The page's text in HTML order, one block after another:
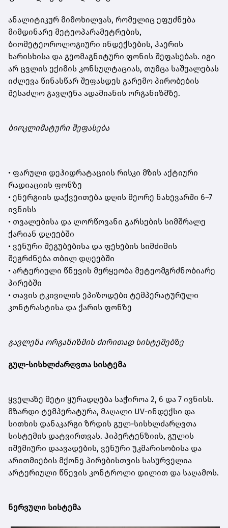
ანალიტიკურ მიმოხილვას, რომელიც ეფუძნება
მიმდინარე მეტეოპარამეტრების,
ბიომეტეოროლოგიური ინდექსების, ჰაერის
ხარისხისა და გეომაგნიტური ფონის შეფასებას. იგი
არ ცვლის ექიმის კონსულტაციას, თუმცა საშუალებას
იძლევა წინასწარ შეფასდეს გარემო პირობების
შესაძლო გავლენა ადამიანის ორგანიზმზე.
ბიოკლიმატური შეფასება
• ფარული დეჰიდრატაციის რისკი მზის აქტიური
რადიაციის ფონზე
• ენერგიის დაქვეითება დღის მეორე ნახევარში 6–7
ივნისს
• თვალებისა და ლორწოვანი გარსების სიმშრალე
ქარიან დღეებში
• ვენური შეგუბებისა და ფეხების სიმძიმის
შეგრძნება თბილ დღეებში
• არტერიული წნევის მერყეობა მეტეომგრძნობიარე
პირებში
• თავის ტკივილის ეპიზოდები ტემპერატურული
კონტრასტისა და ქარის ფონზე
გავლენა ორგანიზმის ძირითად სისტემებზე
გულ-სისხლძარღვთა სისტემა
ყველაზე მეტი ყურადღება საჭიროა 2, 6 და 7 ივნისს.
მზარდი ტემპერატურა, მაღალი UV-ინდექსი და
სითხის დანაკარგი ზრდის გულ-სისხლძარღვთა
სისტემის დატვირთვას. ჰიპერტენზიის, გულის
იშემიური დაავადების, ვენური უკმარისობისა და
არითმიების მქონე პირებისთვის სასურველია
არტერიული წნევის კონტროლი დილით და საღამოს.
ნერვული სისტემა